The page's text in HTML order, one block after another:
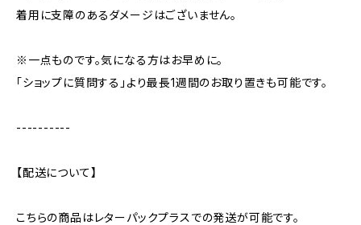
着用に支障のあるダメージはございません。
※一点ものです。気になる方はお早めに。
「ショップに質問する」より最長1週間のお取り置きも可能です。
----------
【配送について】
こちらの商品はレターパックプラスでの発送が可能です。